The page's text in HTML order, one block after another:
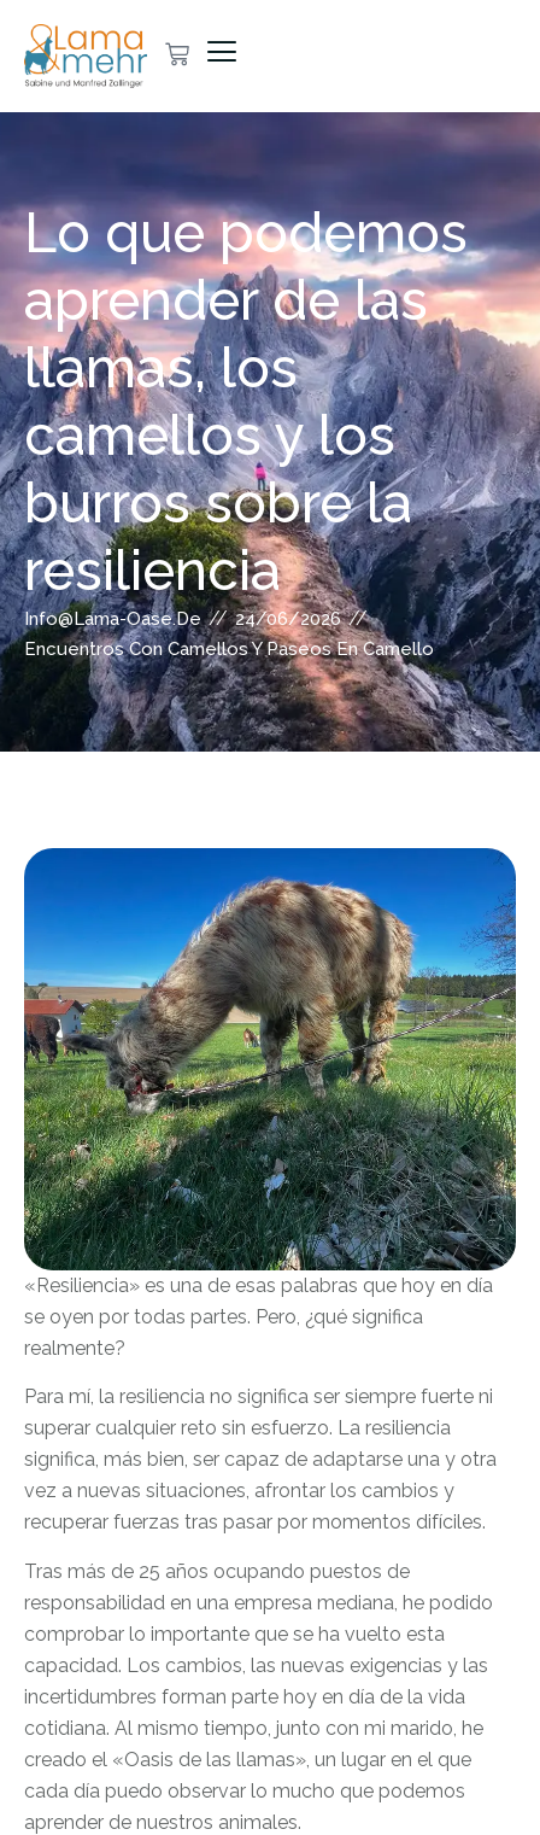
Lo que podemos
aprender de las
llamas, los
camellos y los
burros sobre la
resiliencia
Info@lama-Oase.de // 24/06/2026 //
Encuentros Con Camellos Y Paseos En Camello
«Resiliencia» es una de esas palabras que hoy en día
se oyen por todas partes. Pero, ¿qué significa
realmente?
Para mí, la resiliencia no significa ser siempre fuerte ni
superar cualquier reto sin esfuerzo. La resiliencia
significa, más bien, ser capaz de adaptarse una y otra
vez a nuevas situaciones, afrontar los cambios y
recuperar fuerzas tras pasar por momentos difíciles.
Tras más de 25 años ocupando puestos de
responsabilidad en una empresa mediana, he podido
comprobar lo importante que se ha vuelto esta
capacidad. Los cambios, las nuevas exigencias y las
incertidumbres forman parte hoy en día de la vida
cotidiana. Al mismo tiempo, junto con mi marido, he
creado el «Oasis de las llamas», un lugar en el que
cada día puedo observar lo mucho que podemos
aprender de nuestros animales.